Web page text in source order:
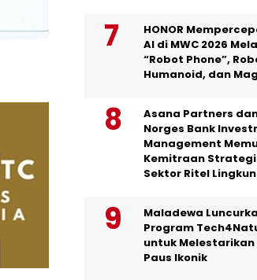
HONOR
AI di MWC 2026
“Robot Phone”,
Humanoid, dan
Asana Partners
Norges Bank
Management
Kemitraan
Sektor Ritel
Maladewa
Program
untuk Melestarikan
Paus Ikonik